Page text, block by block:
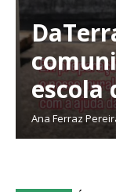
escola
Ana Ferraz